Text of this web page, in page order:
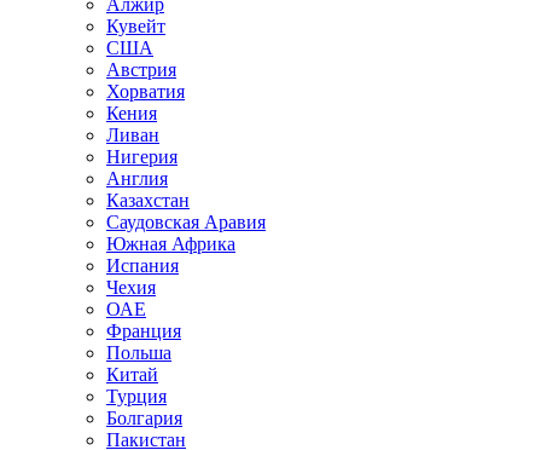
Алжир
Кувейт
США
Австрия
Хорватия
Кения
Ливан
Нигерия
Англия
Казахстан
Саудовская Аравия
Южная Африка
Испания
Чехия
ОАЕ
Франция
Польша
Китай
Турция
Болгария
Пакистан